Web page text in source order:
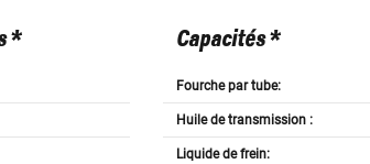
* Capacités *
Fourche par tube:
Huile de transmission :
Liquide de frein: